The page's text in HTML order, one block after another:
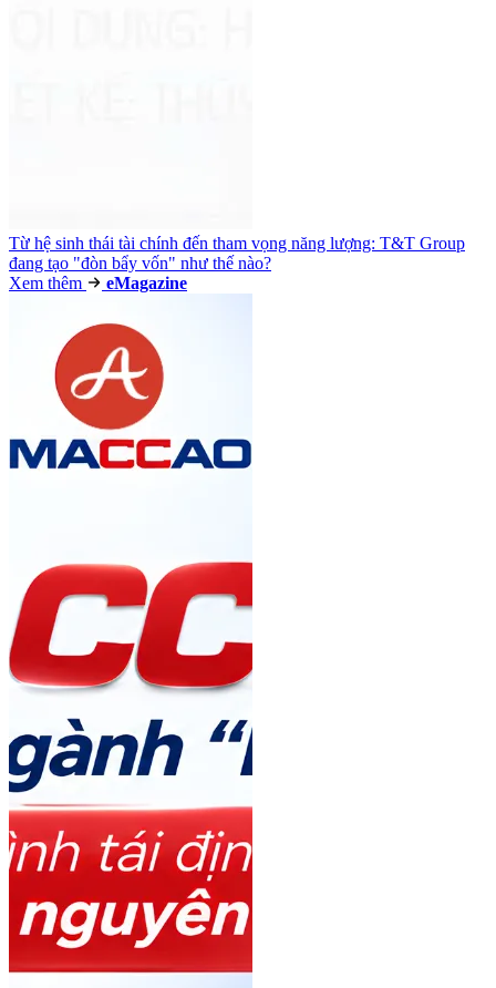
Từ hệ sinh thái tài chính đến tham vọng năng lượng: T&T Group
đang tạo "đòn bẩy vốn" như thế nào?
Xem thêm
eMagazine